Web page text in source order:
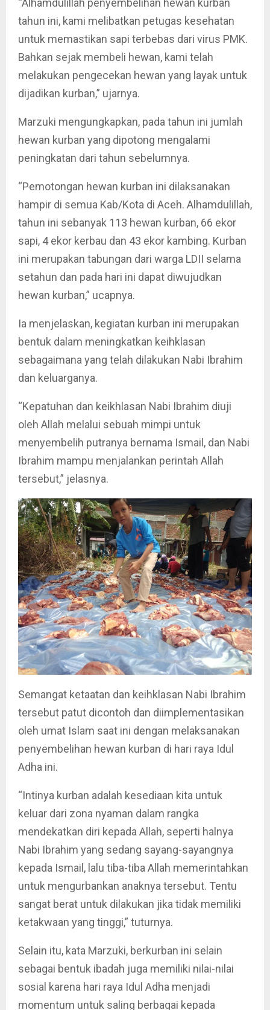
“Alhamdulillah penyembelihan hewan kurban
tahun ini, kami melibatkan petugas kesehatan
untuk memastikan sapi terbebas dari virus PMK.
Bahkan sejak membeli hewan, kami telah
melakukan pengecekan hewan yang layak untuk
dijadikan kurban,” ujarnya.
Marzuki mengungkapkan, pada tahun ini jumlah
hewan kurban yang dipotong mengalami
peningkatan dari tahun sebelumnya.
“Pemotongan hewan kurban ini dilaksanakan
hampir di semua Kab/Kota di Aceh. Alhamdulillah,
tahun ini sebanyak 113 hewan kurban, 66 ekor
sapi, 4 ekor kerbau dan 43 ekor kambing. Kurban
ini merupakan tabungan dari warga LDII selama
setahun dan pada hari ini dapat diwujudkan
hewan kurban,” ucapnya.
Ia menjelaskan, kegiatan kurban ini merupakan
bentuk dalam meningkatkan keihklasan
sebagaimana yang telah dilakukan Nabi Ibrahim
dan keluarganya.
“Kepatuhan dan keikhlasan Nabi Ibrahim diuji
oleh Allah melalui sebuah mimpi untuk
menyembelih putranya bernama Ismail, dan Nabi
Ibrahim mampu menjalankan perintah Allah
tersebut,” jelasnya.
Semangat ketaatan dan keihklasan Nabi Ibrahim
tersebut patut dicontoh dan diimplementasikan
oleh umat Islam saat ini dengan melaksanakan
penyembelihan hewan kurban di hari raya Idul
Adha ini.
“Intinya kurban adalah kesediaan kita untuk
keluar dari zona nyaman dalam rangka
mendekatkan diri kepada Allah, seperti halnya
Nabi Ibrahim yang sedang sayang-sayangnya
kepada Ismail, lalu tiba-tiba Allah memerintahkan
untuk mengurbankan anaknya tersebut. Tentu
sangat berat untuk dilakukan jika tidak memiliki
ketakwaan yang tinggi,” tuturnya.
Selain itu, kata Marzuki, berkurban ini selain
sebagai bentuk ibadah juga memiliki nilai-nilai
sosial karena hari raya Idul Adha menjadi
momentum untuk saling berbagai kepada